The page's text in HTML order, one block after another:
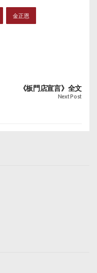
金正恩
《板門店宣言》全文
Next Post